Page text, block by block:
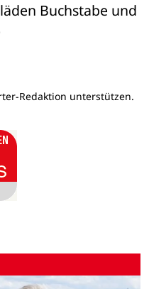
Buchstabe und
Redaktion unterstützen.